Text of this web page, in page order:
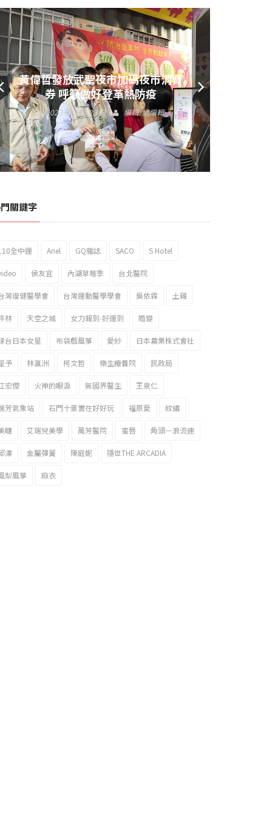
黃偉哲發放武聖夜市加碼夜市消費
券 呼籲做好登革熱防疫
2023 年 9 月 23 日 編輯:總編輯
關鍵字
全中運 Ariel GQ雜誌 SACO S Hotel
侯友宜 內湖草莓季 台北醫院
灣復健醫學會 台灣運動醫學學會 吳依霖 土雞
林 天空之城 女力報到-好運到 婚變
台日本女星 布袋戲風箏 愛紗 日本農業株式會社
予 林瀛洲 柯文哲 樂生療養院 民政局
宏傑 火神的眼淚 無國界醫生 王泉仁
芳氣象站 石門十景實在好好玩 福原愛 紋繡
睫 艾瑞兒美學 萬芳醫院 蜜唇 角頭－浪流連
澤 金屬彈簧 陳庭妮 隱世THE ARCADIA
梨風箏 麻衣